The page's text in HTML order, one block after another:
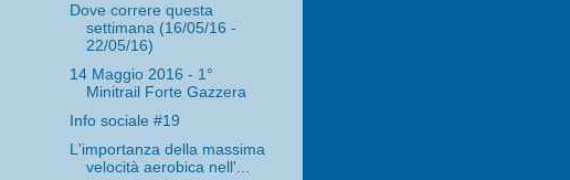
Dove correre questa
settimana (16/05/16 -
22/05/16)
14 Maggio 2016 - 1°
Minitrail Forte Gazzera
Info sociale #19
L'importanza della massima
velocità aerobica nell'...